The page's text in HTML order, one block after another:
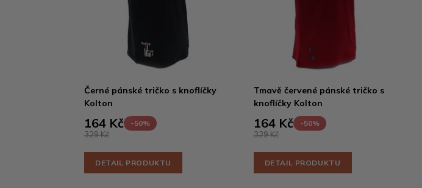
Černé pánské tričko s knoflíčky
Kolton
164 Kč -50%
329 Kč
DETAIL PRODUKTU
Tmavě červené pánské tričko s
knoflíčky Kolton
164 Kč -50%
329 Kč
DETAIL PRODUKTU